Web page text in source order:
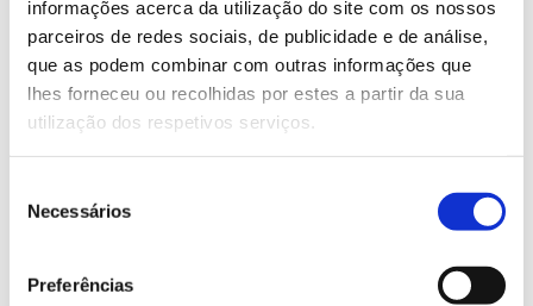
informações acerca da utilização do site com os nossos
parceiros de redes sociais, de publicidade e de análise,
que as podem combinar com outras informações que
lhes forneceu ou recolhidas por estes a partir da sua
utilização dos respetivos serviços.
Necessários
Preferências
13.07.2026
Genoma do priolo e de outras espécies em risco:
conhecer para conservar
Registar galhas de Trichi em acácia-das-espigas: